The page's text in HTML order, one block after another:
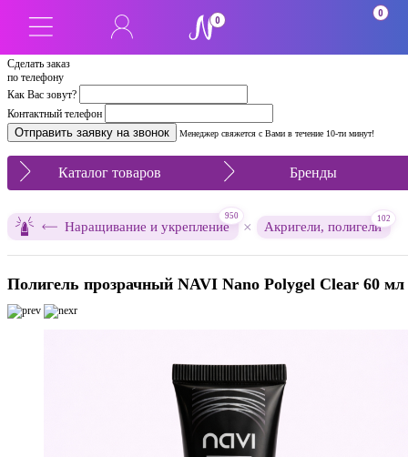
Сделать заказ
по телефону
Как Вас зовут?
Контактный телефон
Менеджер свяжется с Вами в течение 10-ти минут!
0
0
Каталог товаров Бренды
Наращивание и укрепление
950
× Акригели, полигели
102
Полигель прозрачный NAVI Nano Polygel Clear 60 мл